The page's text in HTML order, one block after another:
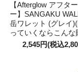
【Afterglow アフタ
ー】SANGAKU
岳ワレット (グレイ
っていくならこんな
2,545円(税込